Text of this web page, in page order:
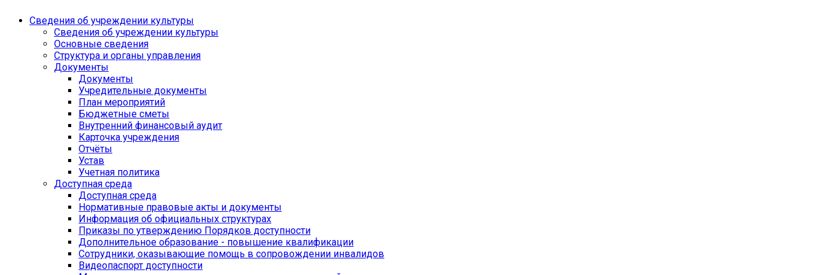
Сведения об учреждении культуры
Сведения об учреждении культуры
Основные сведения
Структура и органы управления
Документы
Документы
Учредительные документы
План мероприятий
Бюджетные сметы
Внутренний финансовый аудит
Карточка учреждения
Отчёты
Устав
Учетная политика
Доступная среда
Доступная среда
Нормативные правовые акты и документы
Информация об официальных структурах
Приказы по утверждению Порядков доступности
Дополнительное образование - повышение квалификации
Сотрудники, оказывающие помощь в сопровождении инвалидов
Видеопаспорт доступности